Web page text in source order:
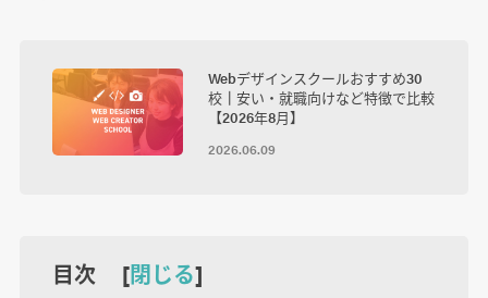
Webデザインスクールおすすめ30
校┃安い・就職向けなど特徴で比較
【2026年8月】
2026.06.09
目次 [閉じる]